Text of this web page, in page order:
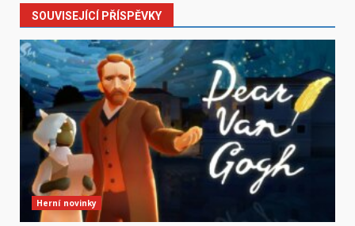
SOUVISEJÍCÍ PŘÍSPĚVKY
Herní novinky